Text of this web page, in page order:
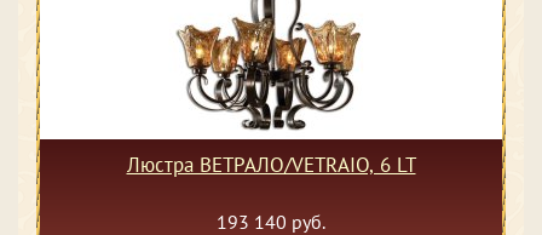
Люстра ВЕТРАЛО/VETRAIO, 6 LT
193 140 руб.